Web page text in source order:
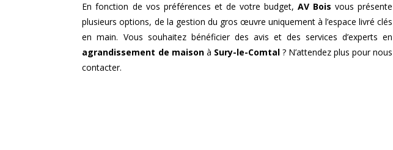
En fonction de vos préférences et de votre budget,AV Bois vous présente
plusieurs options, de la gestion du gros œuvre uniquement à l’espace livré clés
en main. Vous souhaitez bénéficier des avis et des services d’experts en
agrandissement de maisonà Sury-le-Comtal? N’attendez plus pour nous
contacter.